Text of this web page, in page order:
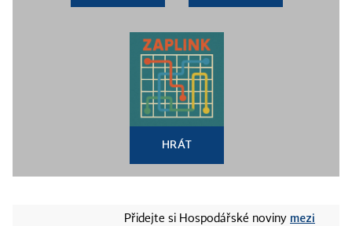
HRÁT
Přidejte si Hospodářské noviny mezi